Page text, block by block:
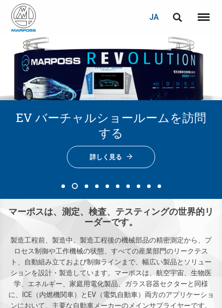
Marposs
S.p.A.
JA
メニ
EV バーチャルショールームを訪問
する
詳しく見る
Optical Gauging
詳しく見る
ソリューション
工作機械
詳しく見る
ソリューション
自動車産業
詳しく見る
ソリューション
航空宇宙産業
詳しく見る
ソリューション
ハイテク産業
詳しく見る
ソリューション
ガラス容器
詳しく見る
ソリューション
空調産業
詳しく見る
マーポスは、測定、検査、テスティングの世界的リ
ーダーです。
製造工程前、製造中、製造工程後の機械部品の精密測定から、プ
ロセス制御や工作機械の状態、すべての産業部門のリークテス
ト、自動組み立ておよび制御ラインまで、幅広い製品とソリュー
ションを設計・製造しています。マーポスは、航空宇宙、生物医
学、エネルギー、家庭用電化製品、ガラス容器セクターと同様
に、ICE（内燃機関車）とEV（電気自動車）両方のアプリケーショ
ンにおいて、主要な自動車メーカーのメインサプライヤーです。
Deutsch
Italiano
Français
Español
日本語 (Japanese)
中文 (Chinese)
한국어 (Korean)
ログイン
E-mail
未登録の場合、無料でご登録いただけます。
こちらをクリック